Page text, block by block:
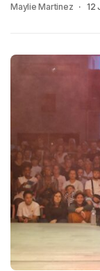
Maylie Martinez 12